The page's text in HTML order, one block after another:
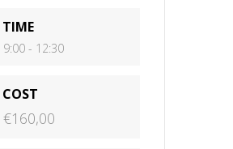
TIME
9:00 - 12:30
COST
€160,00